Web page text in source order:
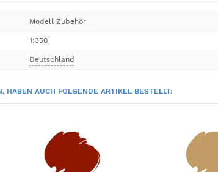
Modell Zubehör
1:350
Deutschland
HABEN AUCH FOLGENDE ARTIKEL BESTELLT: